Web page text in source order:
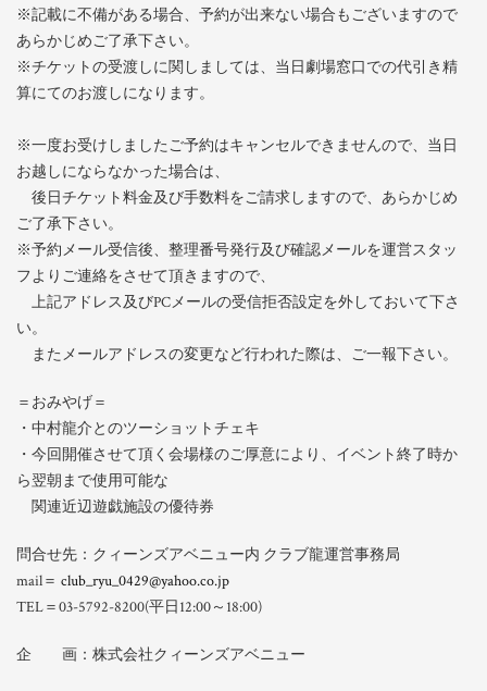
※記載に不備がある場合、予約が出来ない場合もございますので
あらかじめご了承下さい。
※チケットの受渡しに関しましては、当日劇場窓口での代引き精
算にてのお渡しになります。
※一度お受けしましたご予約はキャンセルできませんので、当日
お越しにならなかった場合は、
後日チケット料金及び手数料をご請求しますので、あらかじめ
ご了承下さい。
※予約メール受信後、整理番号発行及び確認メールを運営スタッ
フよりご連絡をさせて頂きますので、
上記アドレス及びPCメールの受信拒否設定を外しておいて下さ
い。
またメールアドレスの変更など行われた際は、ご一報下さい。
＝おみやげ＝
・中村龍介とのツーショットチェキ
・今回開催させて頂く会場様のご厚意により、イベント終了時か
ら翌朝まで使用可能な
関連近辺遊戯施設の優待券
問合せ先：クィーンズアベニュー内 クラブ龍運営事務局
mail＝ club_ryu_0429@yahoo.co.jp
TEL＝03-5792-8200(平日12:00～18:00)
企 画：株式会社クィーンズアベニュー